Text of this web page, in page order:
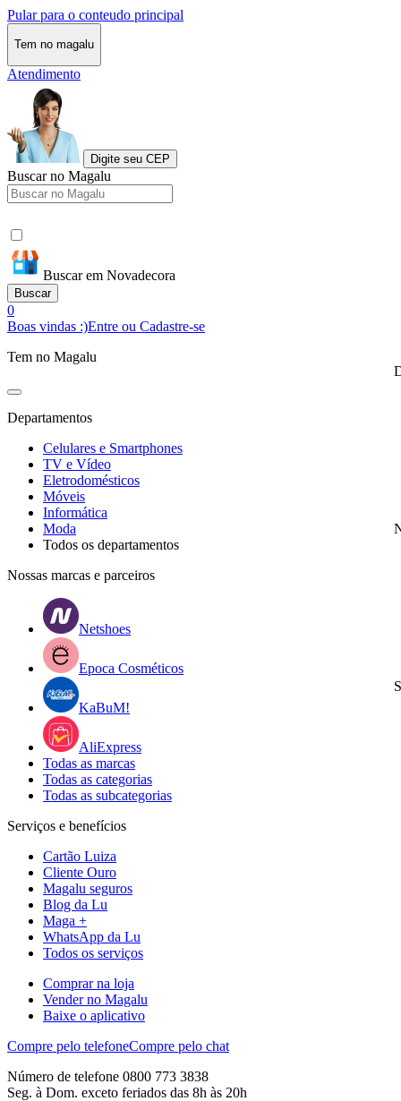
Pular para o conteudo principal
Tem no magalu
Atendimento
Digite seu CEP
Buscar no Magalu
Buscar em Novadecora
Buscar
0
Boas vindas :)Entre ou Cadastre-se
Tem no Magalu
Departamentos
Celulares e Smartphones
TV e Vídeo
Eletrodomésticos
Móveis
Informática
Moda
Todos os departamentos
Nossas marcas e parceiros
Netshoes
Epoca Cosméticos
KaBuM!
AliExpress
Todas as marcas
Todas as categorias
Todas as subcategorias
Serviços e benefícios
Cartão Luiza
Cliente Ouro
Magalu seguros
Blog da Lu
Maga +
WhatsApp da Lu
Todos os serviços
Comprar na loja
Vender no Magalu
Baixe o aplicativo
Compre pelo telefoneCompre pelo chat
Número de telefone 0800 773 3838
Seg. à Dom. exceto feriados das 8h às 20h